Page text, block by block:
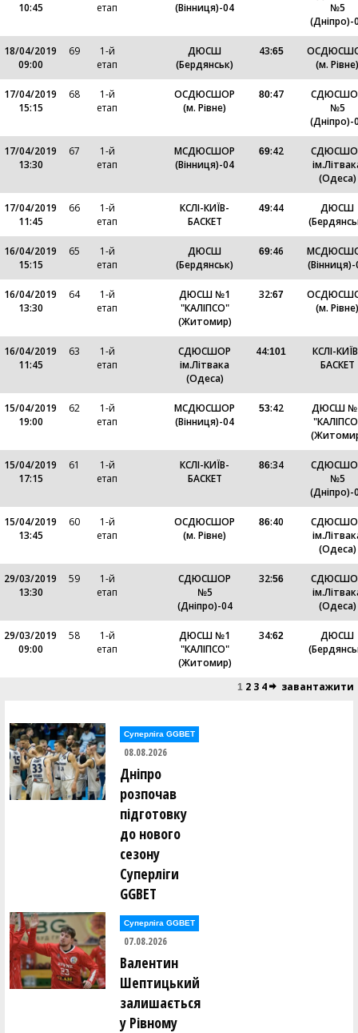
10:45
етап
(Вінниця)-04
№5
(Дніпро)-
18/04/2019
09:00
69
1-й
етап
ДЮСШ
(Бердянськ)
43:65
(м. Рівне)
17/04/2019
15:15
68
1-й
етап
ОСДЮСШОР
(м. Рівне)
80:47
№5
(Дніпро)-
17/04/2019
13:30
67
1-й
етап
МСДЮСШОР
(Вінниця)-04
69:42
(Одеса)
17/04/2019
11:45
66
1-й
етап
КСЛІ-КИЇВ-
БАСКЕТ
49:44
ДЮСШ
16/04/2019
15:15
65
1-й
етап
ДЮСШ
(Бердянськ)
69:46
16/04/2019
13:30
64
1-й
етап
ДЮСШ №1
"КАЛІПСО"
(Житомир)
32:67
(м. Рівне)
16/04/2019
11:45
63
1-й
етап
СДЮСШОР
ім.Літвака
(Одеса)
44:101
КСЛІ-
БАСКЕТ
15/04/2019
19:00
62
1-й
етап
МСДЮСШОР
(Вінниця)-04
53:42
ДЮСШ
15/04/2019
17:15
61
1-й
етап
КСЛІ-КИЇВ-
БАСКЕТ
86:34
№5
(Дніпро)-
15/04/2019
13:45
60
1-й
етап
ОСДЮСШОР
(м. Рівне)
86:40
(Одеса)
29/03/2019
13:30
59
1-й
етап
СДЮСШОР
№5
(Дніпро)-04
32:56
(Одеса)
29/03/2019
09:00
58
1-й
етап
ДЮСШ №1
"КАЛІПСО"
(Житомир)
34:62
ДЮСШ
1 2 3 4 завантажити
Суперліга GGBET
08.08.2026
Дніпро
розпочав
підготовку
до нового
сезону
Суперліги
GGBET
Суперліга GGBET
07.08.2026
Валентин
Шептицький
залишається
у Рівному